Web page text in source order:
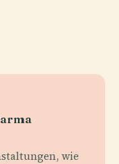
wie